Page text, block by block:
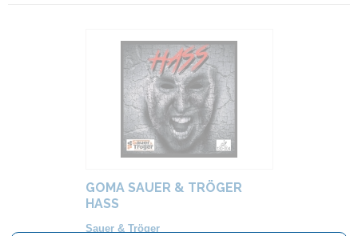
GOMA SAUER & TRÖGER
HASS
Sauer & Tröger